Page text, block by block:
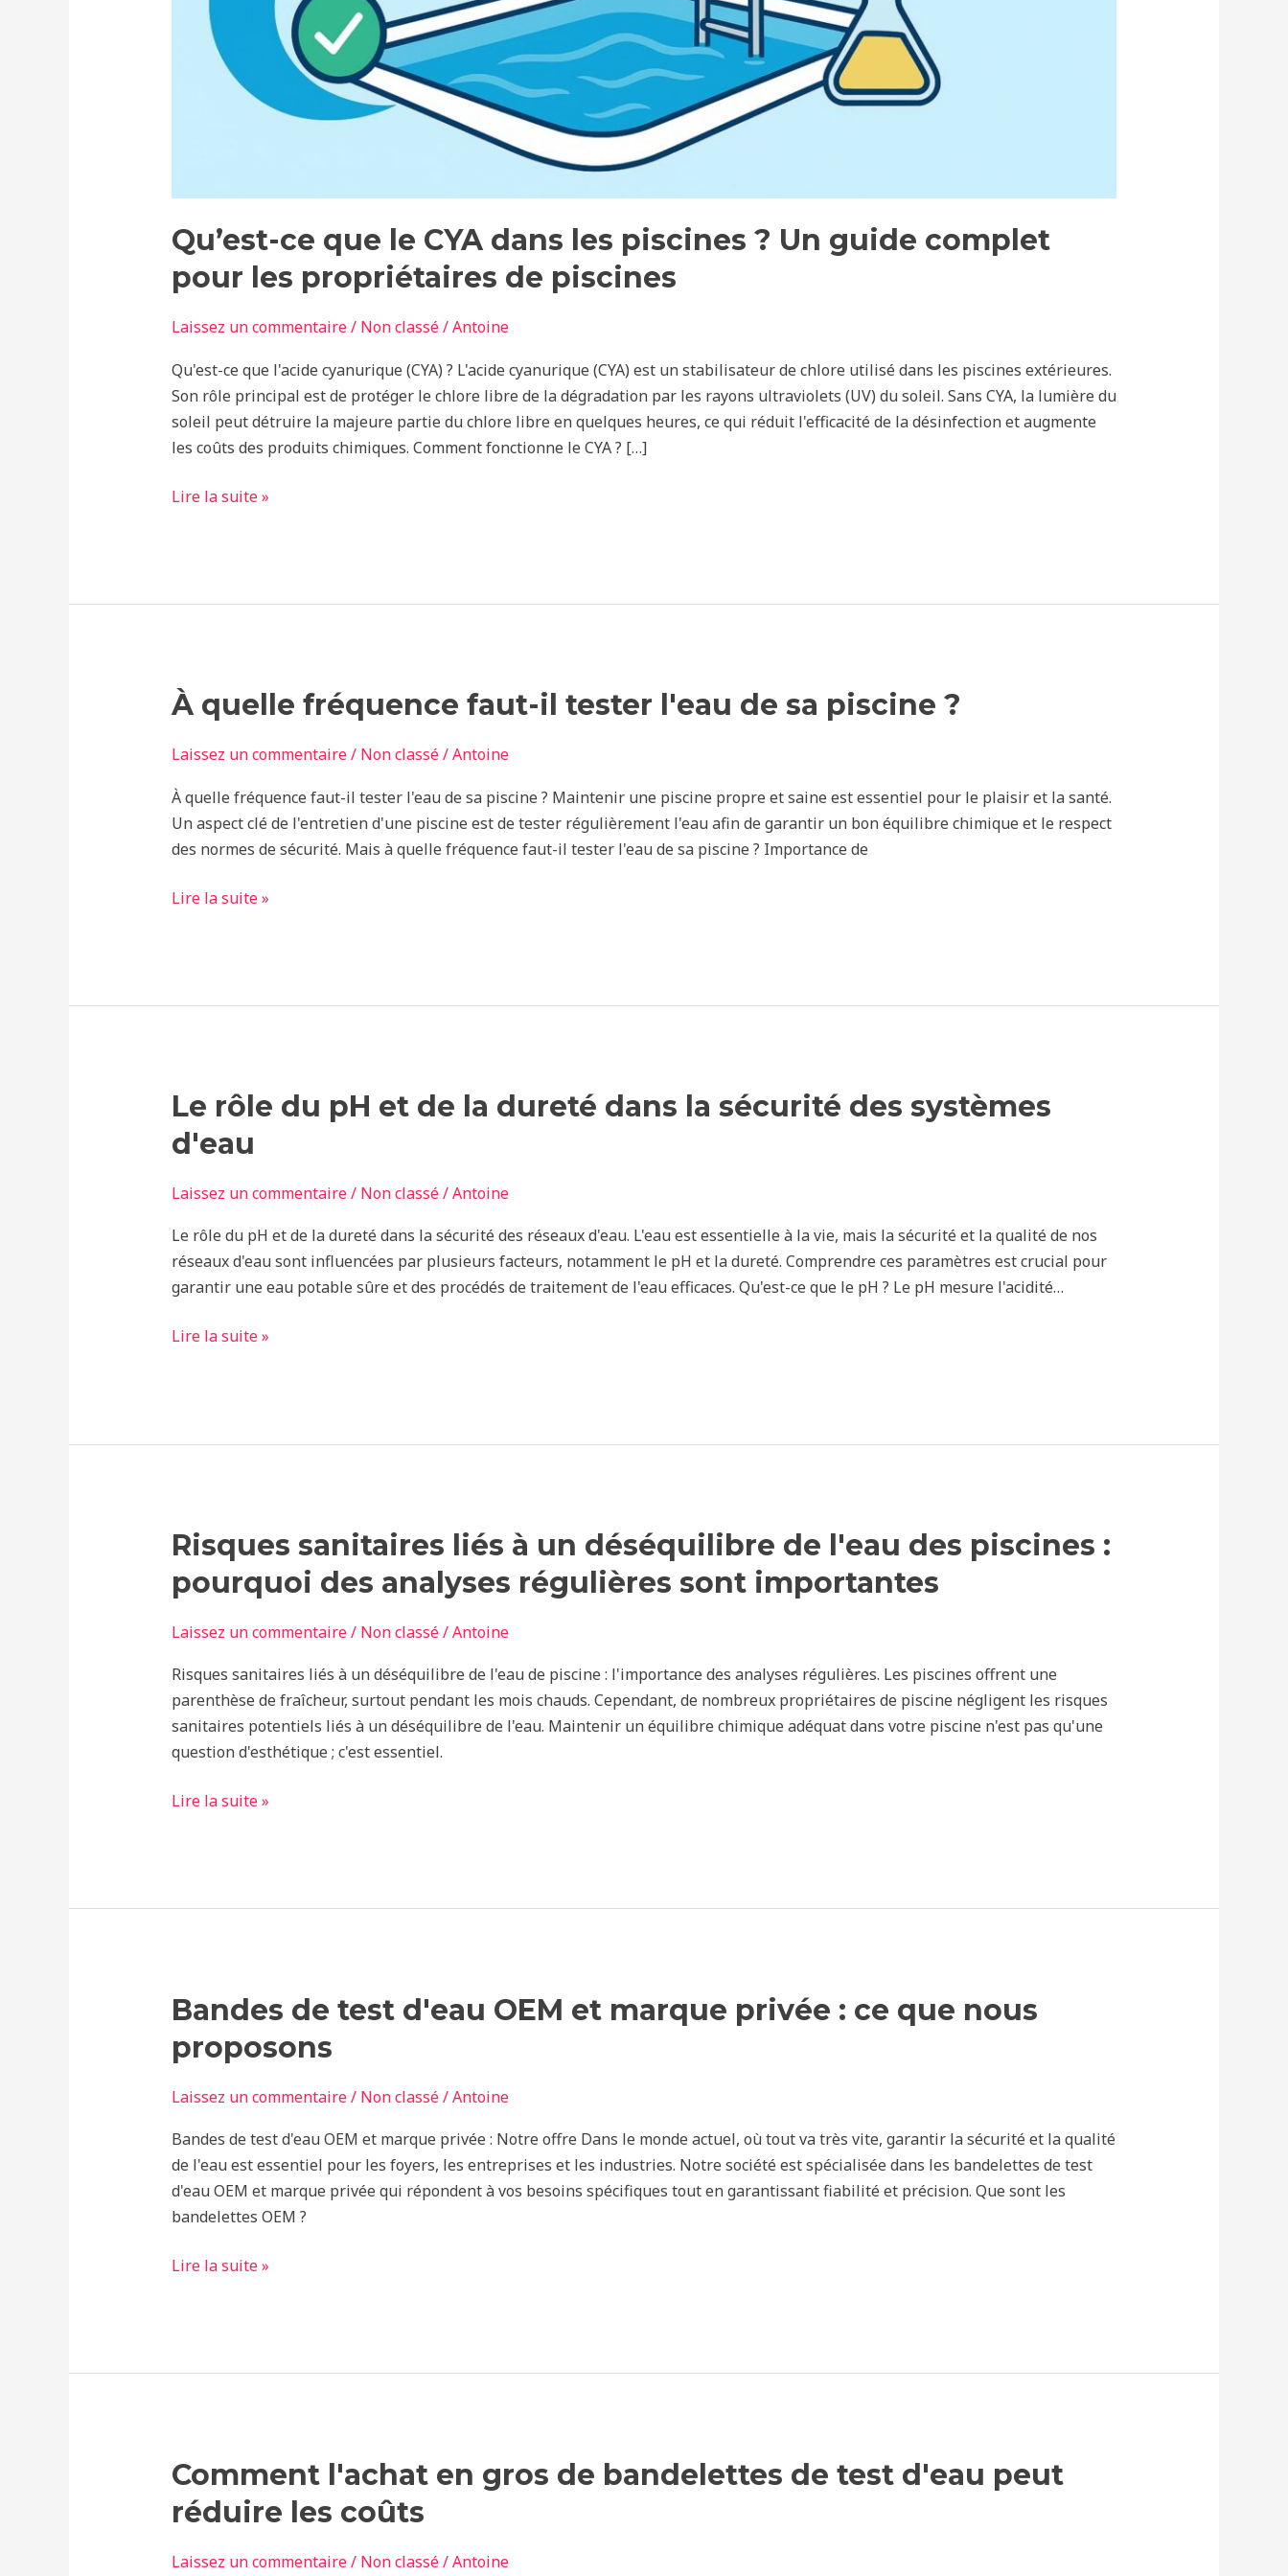
Qu’est-ce que le CYA dans les piscines ? Un guide complet
pour les propriétaires de piscines
Laissez un commentaire/ Non classé/Antoine
Qu'est-ce que l'acide cyanurique (CYA) ? L'acide cyanurique (CYA) est un stabilisateur de chlore utilisé dans les piscines extérieures.
Son rôle principal est de protéger le chlore libre de la dégradation par les rayons ultraviolets (UV) du soleil. Sans CYA, la lumière du
soleil peut détruire la majeure partie du chlore libre en quelques heures, ce qui réduit l'efficacité de la désinfection et augmente
les coûts des produits chimiques. Comment fonctionne le CYA ? […]
Lire la suite »
À quelle fréquence faut-il tester l'eau de sa piscine ?
Laissez un commentaire/ Non classé/Antoine
À quelle fréquence faut-il tester l'eau de sa piscine ? Maintenir une piscine propre et saine est essentiel pour le plaisir et la santé.
Un aspect clé de l'entretien d'une piscine est de tester régulièrement l'eau afin de garantir un bon équilibre chimique et le respect
des normes de sécurité. Mais à quelle fréquence faut-il tester l'eau de sa piscine ? Importance de
À
quelle
fréquence
il
tester
l'eau
sa
Lire la suite »
Le rôle du pH et de la dureté dans la sécurité des systèmes
d'eau
Laissez un commentaire/ Non classé/Antoine
Le rôle du pH et de la dureté dans la sécurité des réseaux d'eau. L'eau est essentielle à la vie, mais la sécurité et la qualité de nos
réseaux d'eau sont influencées par plusieurs facteurs, notamment le pH et la dureté. Comprendre ces paramètres est crucial pour
garantir une eau potable sûre et des procédés de traitement de l'eau efficaces. Qu'est-ce que le pH ? Le pH mesure l'acidité…
Le
du
et
de
la
dureté
la
Lire la suite »
Risques sanitaires liés à un déséquilibre de l'eau des piscines :
pourquoi des analyses régulières sont importantes
Laissez un commentaire/ Non classé/Antoine
Risques sanitaires liés à un déséquilibre de l'eau de piscine : l'importance des analyses régulières. Les piscines offrent une
parenthèse de fraîcheur, surtout pendant les mois chauds. Cependant, de nombreux propriétaires de piscine négligent les risques
sanitaires potentiels liés à un déséquilibre de l'eau. Maintenir un équilibre chimique adéquat dans votre piscine n'est pas qu'une
question d'esthétique ; c'est essentiel.
Risques
sanitaires
liés
un
déséquilibre
de
l'eau
des
pourquoi
Lire la suite »
Bandes de test d'eau OEM et marque privée : ce que nous
proposons
Laissez un commentaire/ Non classé/Antoine
Bandes de test d'eau OEM et marque privée : Notre offre Dans le monde actuel, où tout va très vite, garantir la sécurité et la qualité
de l'eau est essentiel pour les foyers, les entreprises et les industries. Notre société est spécialisée dans les bandelettes de test
d'eau OEM et marque privée qui répondent à vos besoins spécifiques tout en garantissant fiabilité et précision. Que sont les
bandelettes OEM ?
Bandes
test
OEM
et
marque
privée :
ce
nous
Lire la suite »
Comment l'achat en gros de bandelettes de test d'eau peut
réduire les coûts
Laissez un commentaire/ Non classé/Antoine
Comment
en
de